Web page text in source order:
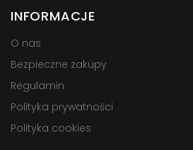
INFORMACJE
O nas
Bezpieczne zakupy
Regulamin
Polityka prywatności
Polityka cookies